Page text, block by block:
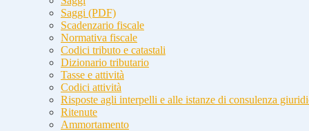
Saggi (PDF)
Scadenzario fiscale
Normativa fiscale
Codici tributo e catastali
Dizionario tributario
Tasse e attività
Codici attività
Risposte agli interpelli e alle istanze di consulenza
Ritenute
Ammortamento